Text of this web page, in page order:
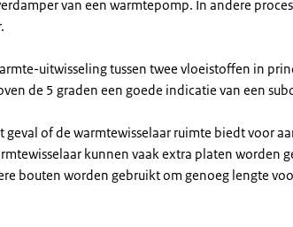
van een warmtepomp. In andere
uitwisseling tussen twee vloeistoffen in
de 5 graden een goede indicatie van een
geval of de warmtewisselaar ruimte biedt voor
kunnen vaak extra platen worden
bouten worden gebruikt om genoeg lengte